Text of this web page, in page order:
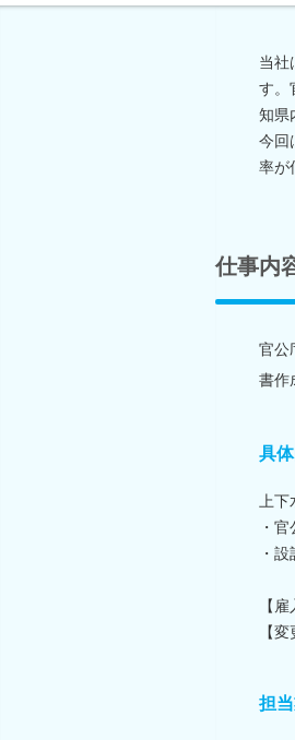
当社
す。
知県
今回
率が
仕事内
官公
書作
具
上
・
・
【
【
担